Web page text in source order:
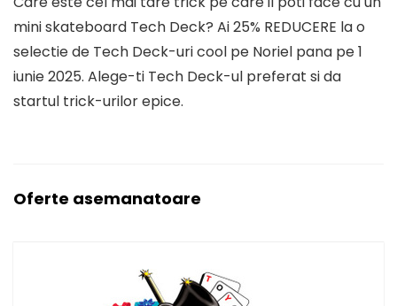
mini skateboard Tech Deck? Ai 25% REDUCERE la o
selectie de Tech Deck-uri cool pe Noriel pana pe 1
iunie 2025. Alege-ti Tech Deck-ul preferat si da
startul trick-urilor epice.
Oferte asemanatoare